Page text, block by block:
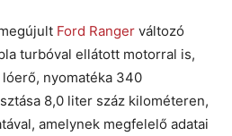
Ford Ranger változó
turbóval ellátott motorral is,
nyomatéka 340
8,0 liter száz kilométeren,
amelynek megfelelő adatai